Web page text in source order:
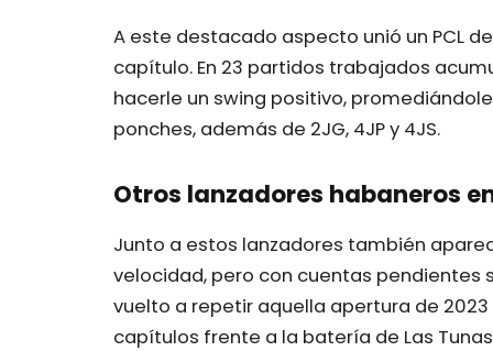
A este destacado aspecto unió un PCL
capítulo. En 23 partidos trabajados
hacerle un swing positivo,
ponches, además de 2JG, 4JP y 4JS.
Otros lanzadores habaneros
Junto a estos lanzadores también
velocidad, pero con cuentas pendientes
vuelto a repetir aquella apertura de
capítulos frente a la batería de Las